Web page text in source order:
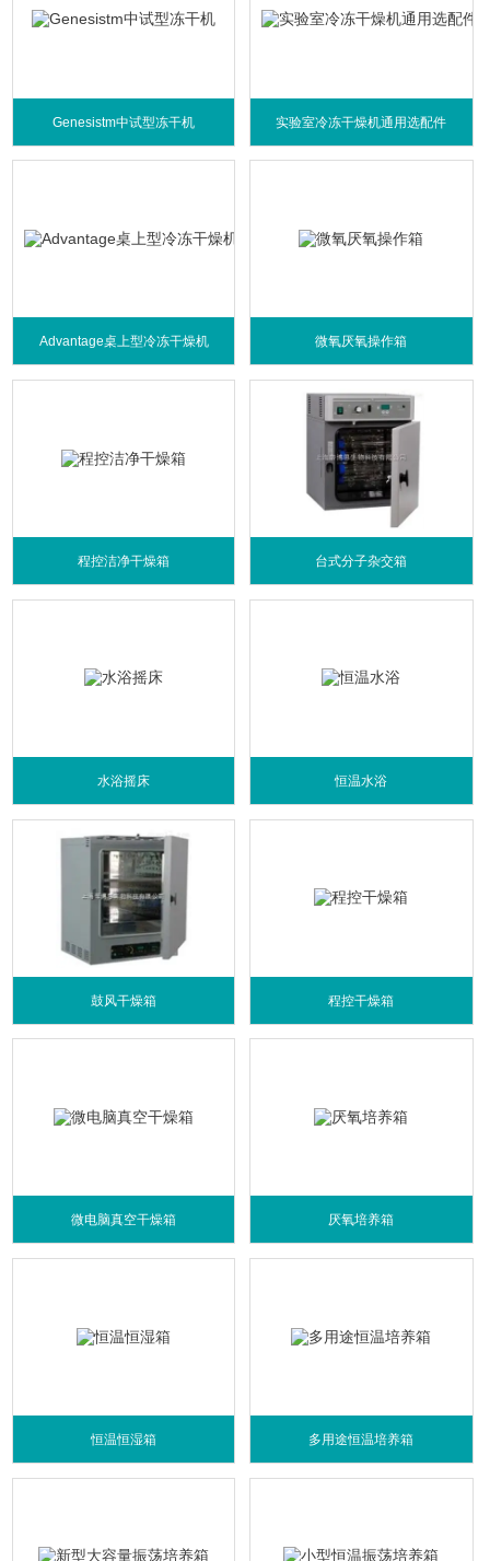
Genesistm中试型冻干机 实验室冷冻干燥机通用选配件
Advantage桌上型冷冻干燥机 微氧厌氧操作箱
程控洁净干燥箱 台式分子杂交箱
水浴摇床 恒温水浴
鼓风干燥箱 程控干燥箱
微电脑真空干燥箱 厌氧培养箱
恒温恒湿箱 多用途恒温培养箱